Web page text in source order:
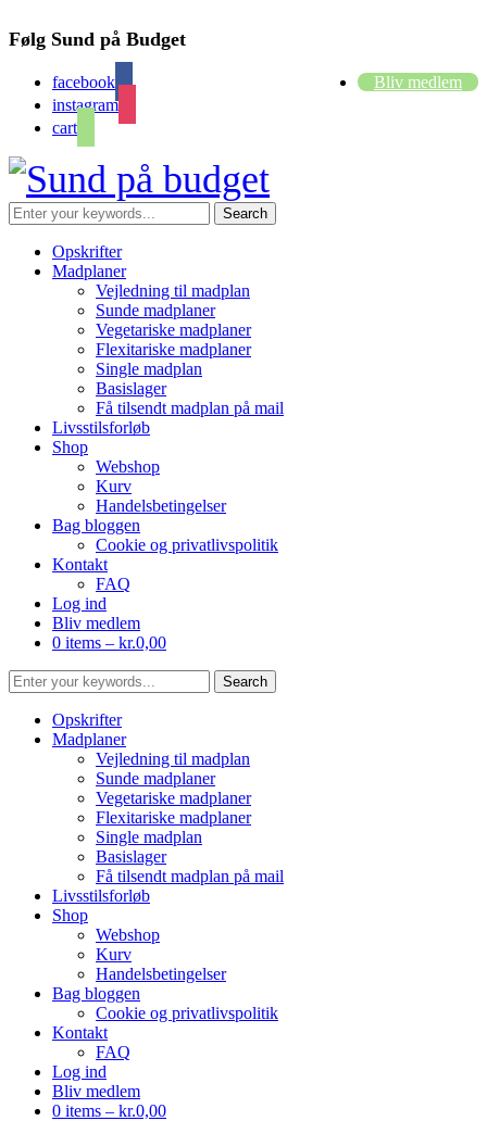
Følg Sund på Budget
facebook
instagram
cart
Bliv medlem
Opskrifter
Madplaner
Vejledning til madplan
Sunde madplaner
Vegetariske madplaner
Flexitariske madplaner
Single madplan
Basislager
Få tilsendt madplan på mail
Livsstilsforløb
Shop
Webshop
Kurv
Handelsbetingelser
Bag bloggen
Cookie og privatlivspolitik
Kontakt
FAQ
Log ind
Bliv medlem
0 items – kr.0,00
Opskrifter
Madplaner
Vejledning til madplan
Sunde madplaner
Vegetariske madplaner
Flexitariske madplaner
Single madplan
Basislager
Få tilsendt madplan på mail
Livsstilsforløb
Shop
Webshop
Kurv
Handelsbetingelser
Bag bloggen
Cookie og privatlivspolitik
Kontakt
FAQ
Log ind
Bliv medlem
0 items – kr.0,00